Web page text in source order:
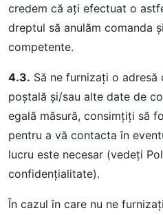
credem că aţi efectuat o
dreptul să anulăm comanda
competente.
4.3. Să ne furnizaţi o adresă
poştală şi/sau alte date de
egală măsură, consimţiţi să
pentru a vă contacta în
lucru este necesar (vedeţi
confidenţialitate).
În cazul în care nu ne